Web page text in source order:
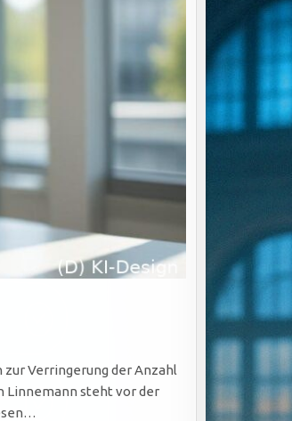
zur Verringerung der Anzahl
Linnemann steht vor der